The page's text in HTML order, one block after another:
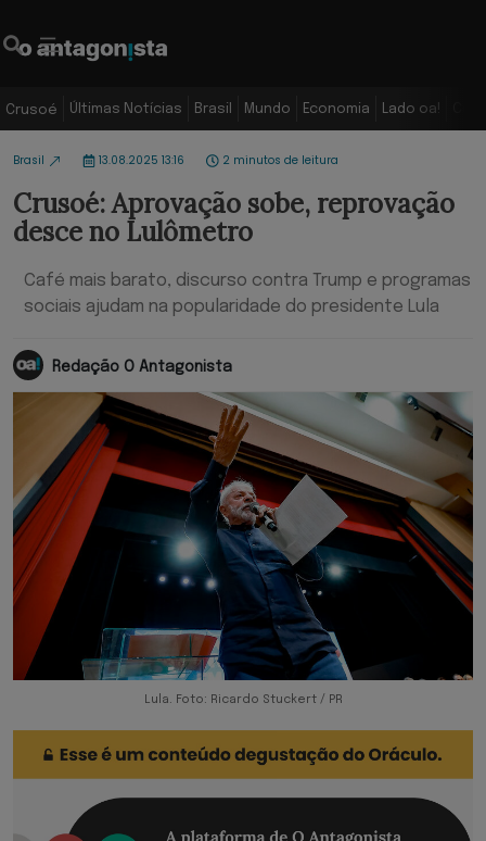
Crusoé Últimas Notícias Brasil Mundo Economia Lado oa!
Brasil 13.08.2025 13:16 2 minutos de leitura
Crusoé: Aprovação sobe, reprovação
desce no Lulômetro
Café mais barato, discurso contra Trump e programas
sociais ajudam na popularidade do presidente Lula
Redação O Antagonista
Lula. Foto: Ricardo Stuckert / PR